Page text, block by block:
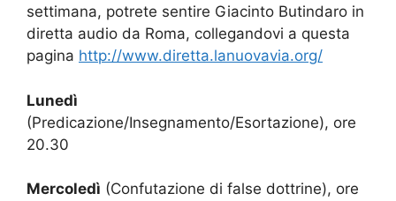
settimana, potrete sentire Giacinto Butindaro in
diretta audio da Roma, collegandovi a questa
pagina http://www.diretta.lanuovavia.org/
Lunedì
(Predicazione/Insegnamento/Esortazione), ore
20.30
Mercoledì (Confutazione di false dottrine), ore